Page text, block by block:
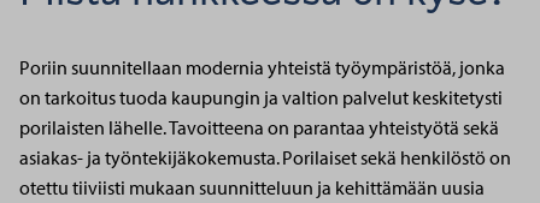
Poriin suunnitellaan modernia yhteistä työympäristöä, jonka
on tarkoitus tuoda kaupungin ja valtion palvelut keskitetysti
porilaisten lähelle. Tavoitteena on parantaa yhteistyötä sekä
asiakas- ja työntekijäkokemusta. Porilaiset sekä henkilöstö on
otettu tiiviisti mukaan suunnitteluun ja kehittämään uusia